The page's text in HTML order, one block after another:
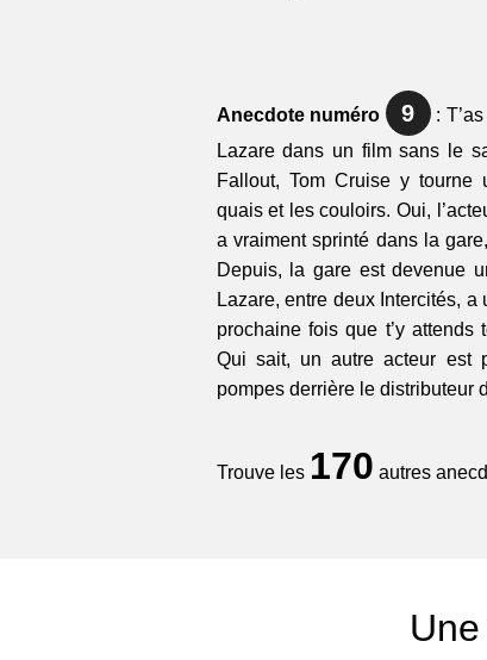
Anecdote numéro 9
:
Lazare dans un film sans le
Fallout, Tom Cruise y tourne
quais et les couloirs. Oui,
a vraiment sprinté dans la
Depuis, la gare est devenue
Lazare, entre deux Intercités,
prochaine fois que t’y
Qui sait, un autre acteur est
pompes derrière le distributeur
Trouve les 170 autres